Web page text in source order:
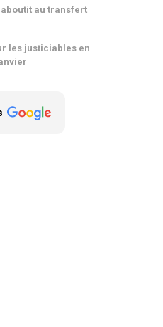
au transfert
les justiciables en